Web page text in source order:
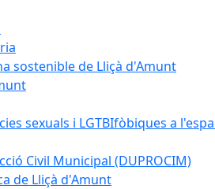
sostenible de Lliçà d'Amunt
sexuals i LGTBIfòbiques a
Civil Municipal (DUPROCIM)
de Lliçà d'Amunt